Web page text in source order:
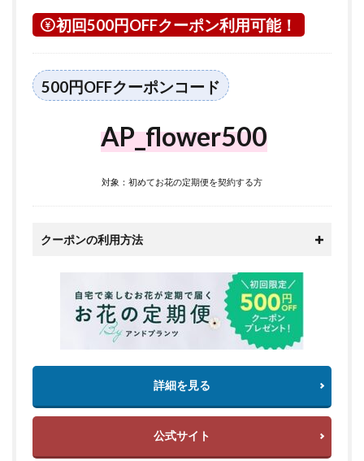
初回500円OFFクーポン利用可能！
500円OFFクーポンコード
AP_flower500
対象：初めてお花の定期便を契約する方
クーポンの利用方法
詳細を見る
公式サイト